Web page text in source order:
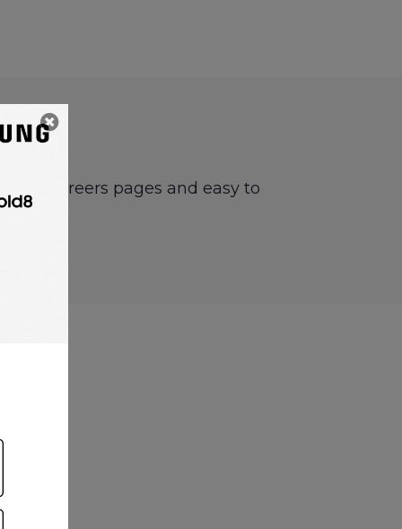
or careers pages and easy to